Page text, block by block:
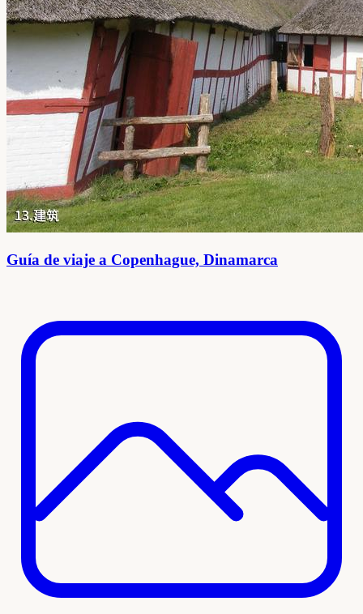
Guía de viaje a Copenhague, Dinamarca